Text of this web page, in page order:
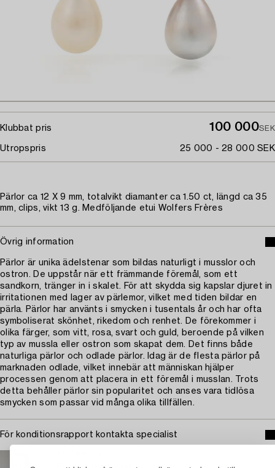
Klubbat pris 100 000SEK
Utropspris 25 000 - 28 000 SEK
Pärlor ca 12 X 9 mm, totalvikt diamanter ca 1.50 ct, längd ca 35
mm, clips, vikt 13 g. Medföljande etui Wolfers Frères
Övrig information
Pärlor är unika ädelstenar som bildas naturligt i musslor och
ostron. De uppstår när ett främmande föremål, som ett
sandkorn, tränger in i skalet. För att skydda sig kapslar djuret in
irritationen med lager av pärlemor, vilket med tiden bildar en
pärla. Pärlor har använts i smycken i tusentals år och har ofta
symboliserat skönhet, rikedom och renhet. De förekommer i
olika färger, som vitt, rosa, svart och guld, beroende på vilken
typ av mussla eller ostron som skapat dem. Det finns både
naturliga pärlor och odlade pärlor. Idag är de flesta pärlor på
marknaden odlade, vilket innebär att människan hjälper
processen genom att placera in ett föremål i musslan. Trots
detta behåller pärlor sin popularitet och anses vara tidlösa
smycken som passar vid många olika tillfällen.
För konditionsrapport kontakta specialist